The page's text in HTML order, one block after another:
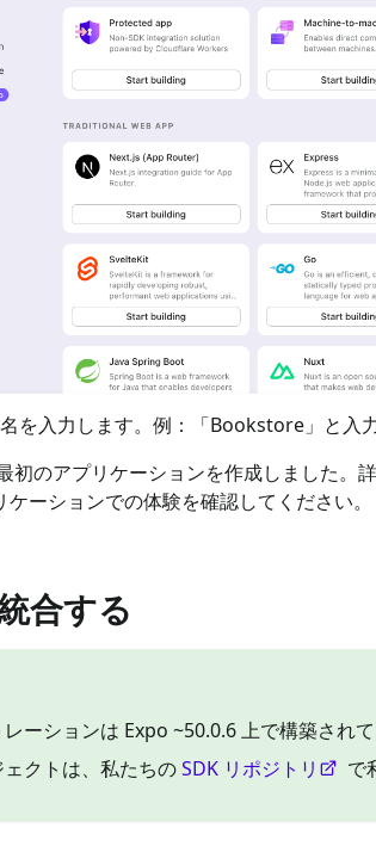
を入力します。例：「Bookstore」と入
初のアプリケーションを作成しました。
ーションでの体験を確認してください。
合する
ーションは Expo ~50.0.6 上で構築されて
クトは、私たちのSDK リポジトリ で